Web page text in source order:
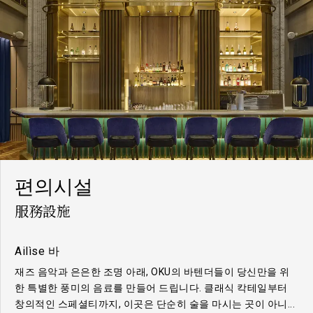
편의시설
服務設施
Ailìse 바
재즈 음악과 은은한 조명 아래, OKU의 바텐더들이 ​​당신만을 위
한 특별한 풍미의 음료를 만들어 드립니다. 클래식 칵테일부터
창의적인 스페셜티까지, 이곳은 단순히 술을 마시는 곳이 아니...
시가 라운지
시가 애호가를 위한 전용 공간, OKU에서는 국제 명품 시가와 최
적의 숙성 환경을 제공합니다.
VIP 룸
OKU의 고급 고객을 위해 맞춤 설계된 프라이빗 공간으로, 비즈
니스 미팅, 개인 모임, 가족 행사 등 모든 상황에서 완벽한 프라이
버시와 전용 서비스를 제공합니다.
피트니스
최신 장비와 개방형 공간을 갖춘 OKU에서는 아침 스트레칭부터
야간 운동까지, 여행 중에도 나만의 운동 루틴을 유지할 수 있습
니다.